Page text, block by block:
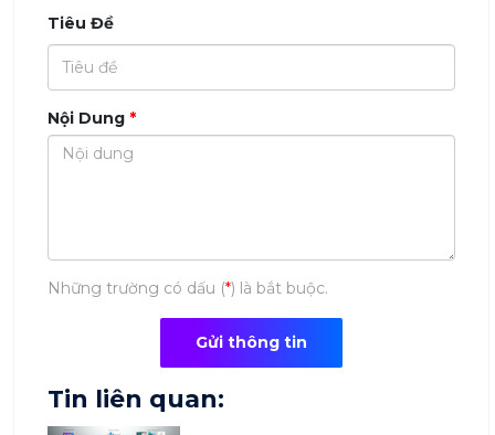
Tiêu Đề
Nội Dung
Những trường có dấu (*) là bắt buộc.
Gửi thông tin
Tin liên quan: